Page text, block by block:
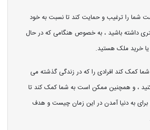
شما را ترغیب و حمایت کند تا نسبت به خود
داشته باشید ، به خصوص هنگامی که در حال
یا خرید ملک هستید.
کمک کند افرادی را که در زندگی گذشته می
، و همچنین ممکن است به شما کمک کند تا
برای به دنیا آمدن در این زمان چیست و هدف